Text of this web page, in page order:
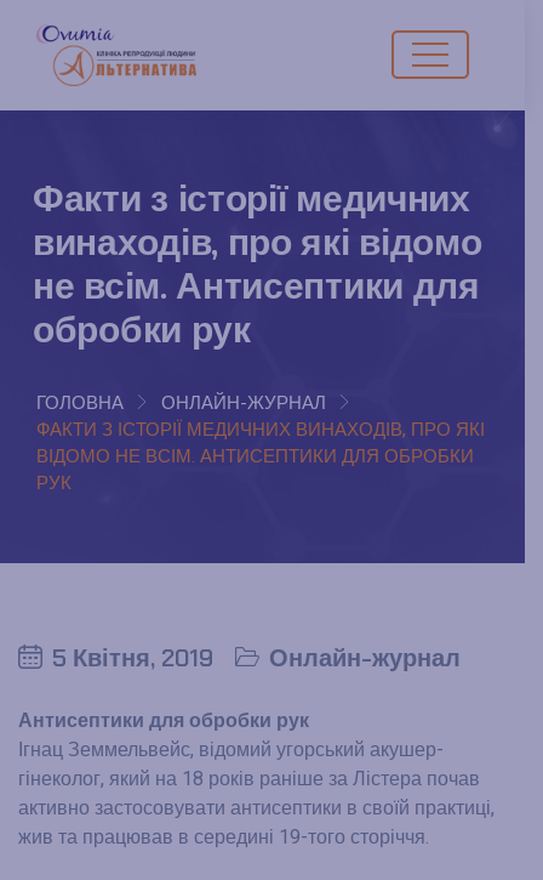
Факти з історії медичних
винаходів, про які відомо
не всім. Антисептики для
обробки рук
ГОЛОВНА
ОНЛАЙН-ЖУРНАЛ
ФАКТИ З ІСТОРІЇ МЕДИЧНИХ ВИНАХОДІВ, ПРО ЯКІ
ВІДОМО НЕ ВСІМ. АНТИСЕПТИКИ ДЛЯ ОБРОБКИ
РУК
5 Квітня, 2019 Онлайн-журнал
Антисептики для обробки рук
Ігнац Земмельвейс, відомий угорський акушер-
гінеколог, який на 18 років раніше за Лістера почав
активно застосовувати антисептики в своїй практиці,
жив та працював в середині 19-того сторіччя.